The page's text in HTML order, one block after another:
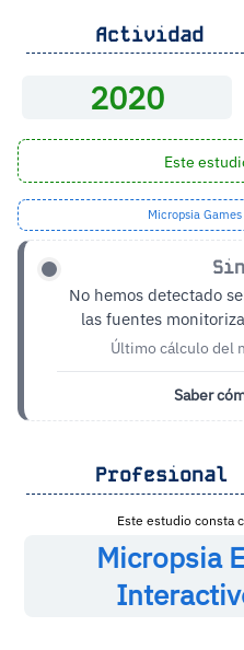
Actividad
2020
Este
Micropsia
No hemos detectado
las fuentes
Último cálculo del
Saber
Profesional
Este estudio consta
Micropsia